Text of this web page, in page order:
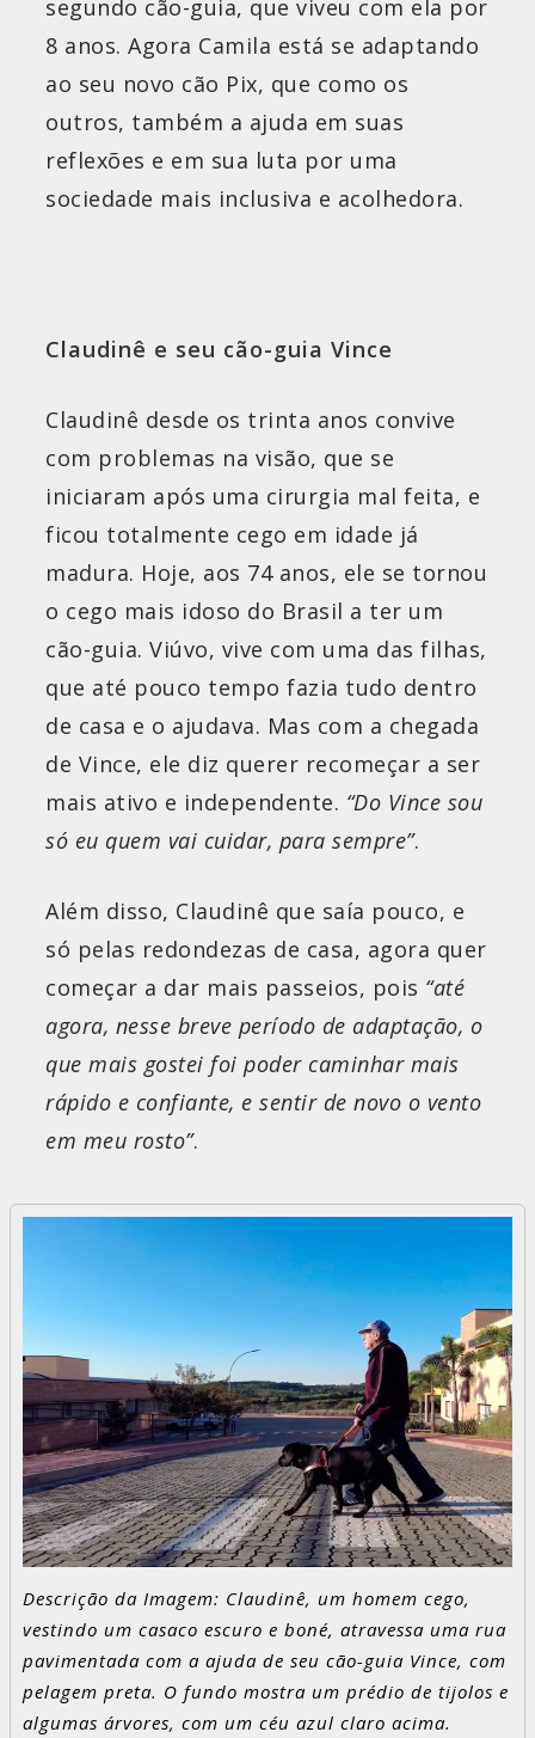
segundo cão-guia, que viveu com ela por
8 anos. Agora Camila está se adaptando
ao seu novo cão Pix, que como os
outros, também a ajuda em suas
reflexões e em sua luta por uma
sociedade mais inclusiva e acolhedora.
Claudinê e seu cão-guia Vince
Claudinê desde os trinta anos convive
com problemas na visão, que se
iniciaram após uma cirurgia mal feita, e
ficou totalmente cego em idade já
madura. Hoje, aos 74 anos, ele se tornou
o cego mais idoso do Brasil a ter um
cão-guia. Viúvo, vive com uma das filhas,
que até pouco tempo fazia tudo dentro
de casa e o ajudava. Mas com a chegada
de Vince, ele diz querer recomeçar a ser
mais ativo e independente. “Do Vince sou
só eu quem vai cuidar, para sempre”.
Além disso, Claudinê que saía pouco, e
só pelas redondezas de casa, agora quer
começar a dar mais passeios, pois “até
agora, nesse breve período de adaptação, o
que mais gostei foi poder caminhar mais
rápido e confiante, e sentir de novo o vento
em meu rosto”.
Descrição da Imagem: Claudinê, um homem cego,
vestindo um casaco escuro e boné, atravessa uma rua
pavimentada com a ajuda de seu cão-guia Vince, com
pelagem preta. O fundo mostra um prédio de tijolos e
algumas árvores, com um céu azul claro acima.